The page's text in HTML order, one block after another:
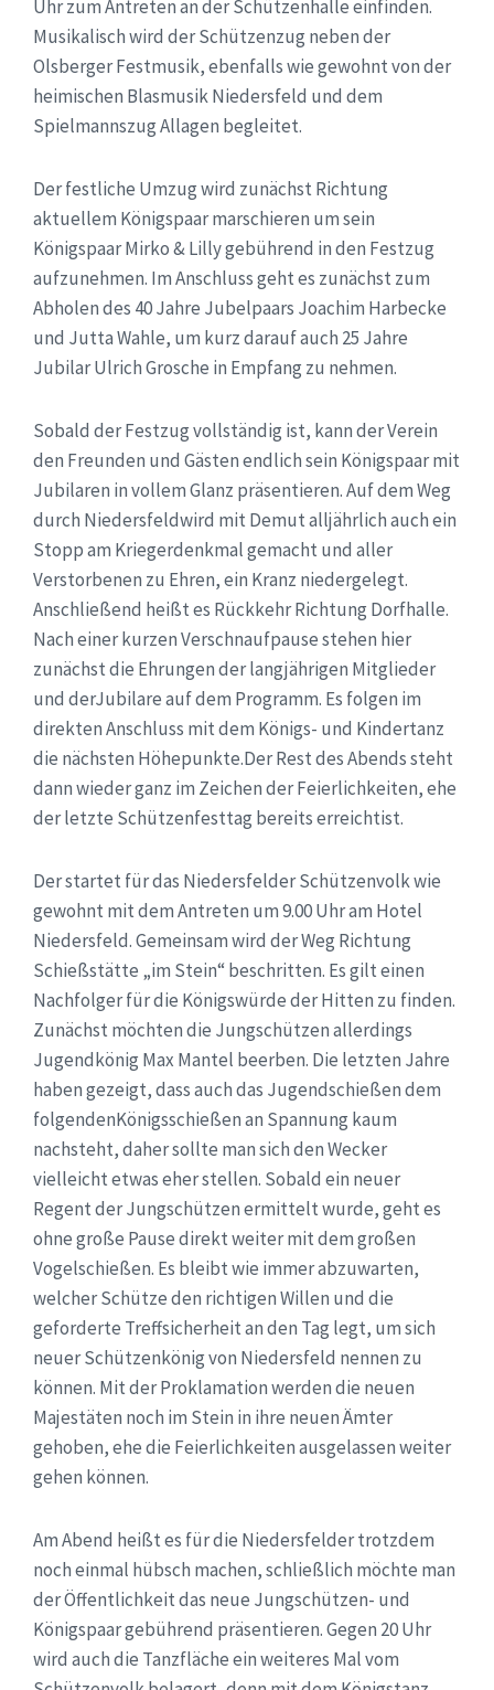
Uhr zum Antreten an der Schützenhalle einfinden.
Musikalisch wird der Schützenzug neben der
Olsberger Festmusik, ebenfalls wie gewohnt von der
heimischen Blasmusik Niedersfeld und dem
Spielmannszug Allagen begleitet.
Der festliche Umzug wird zunächst Richtung
aktuellem Königspaar marschieren um sein
Königspaar Mirko & Lilly gebührend in den Festzug
aufzunehmen. Im Anschluss geht es zunächst zum
Abholen des 40 Jahre Jubelpaars Joachim Harbecke
und Jutta Wahle, um kurz darauf auch 25 Jahre
Jubilar Ulrich Grosche in Empfang zu nehmen.
Sobald der Festzug vollständig ist, kann der Verein
den Freunden und Gästen endlich sein Königspaar mit
Jubilaren in vollem Glanz präsentieren. Auf dem Weg
durch Niedersfeldwird mit Demut alljährlich auch ein
Stopp am Kriegerdenkmal gemacht und aller
Verstorbenen zu Ehren, ein Kranz niedergelegt.
Anschließend heißt es Rückkehr Richtung Dorfhalle.
Nach einer kurzen Verschnaufpause stehen hier
zunächst die Ehrungen der langjährigen Mitglieder
und derJubilare auf dem Programm. Es folgen im
direkten Anschluss mit dem Königs- und Kindertanz
die nächsten Höhepunkte.Der Rest des Abends steht
dann wieder ganz im Zeichen der Feierlichkeiten, ehe
der letzte Schützenfesttag bereits erreichtist.
Der startet für das Niedersfelder Schützenvolk wie
gewohnt mit dem Antreten um 9.00 Uhr am Hotel
Niedersfeld. Gemeinsam wird der Weg Richtung
Schießstätte „im Stein“ beschritten. Es gilt einen
Nachfolger für die Königswürde der Hitten zu finden.
Zunächst möchten die Jungschützen allerdings
Jugendkönig Max Mantel beerben. Die letzten Jahre
haben gezeigt, dass auch das Jugendschießen dem
folgendenKönigsschießen an Spannung kaum
nachsteht, daher sollte man sich den Wecker
vielleicht etwas eher stellen. Sobald ein neuer
Regent der Jungschützen ermittelt wurde, geht es
ohne große Pause direkt weiter mit dem großen
Vogelschießen. Es bleibt wie immer abzuwarten,
welcher Schütze den richtigen Willen und die
geforderte Treffsicherheit an den Tag legt, um sich
neuer Schützenkönig von Niedersfeld nennen zu
können. Mit der Proklamation werden die neuen
Majestäten noch im Stein in ihre neuen Ämter
gehoben, ehe die Feierlichkeiten ausgelassen weiter
gehen können.
Am Abend heißt es für die Niedersfelder trotzdem
noch einmal hübsch machen, schließlich möchte man
der Öffentlichkeit das neue Jungschützen- und
Königspaar gebührend präsentieren. Gegen 20 Uhr
wird auch die Tanzfläche ein weiteres Mal vom